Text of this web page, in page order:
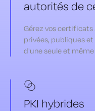
autorités de
Gérez vos
privées, publiques
d'une seule et
PKI hybrides